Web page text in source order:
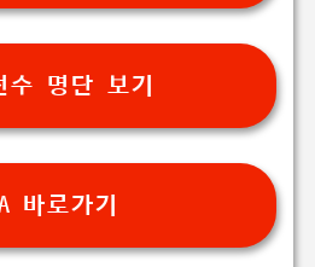
수 명단 보기
바로가기